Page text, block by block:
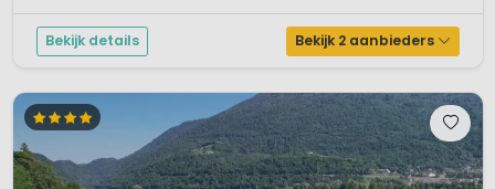
Bekijk details Bekijk 2 aanbieders